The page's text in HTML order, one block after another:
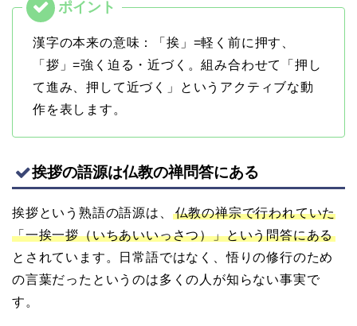
漢字の本来の意味：「挨」=軽く前に押す、
「拶」=強く迫る・近づく。組み合わせて「押し
て進み、押して近づく」というアクティブな動
作を表します。
挨拶の語源は仏教の禅問答にある
挨拶という熟語の語源は、
仏教の禅宗で行われていた
「一挨一拶（いちあいいっさつ）」という問答にある
とされています。日常語ではなく、悟りの修行のため
の言葉だったというのは多くの人が知らない事実で
す。